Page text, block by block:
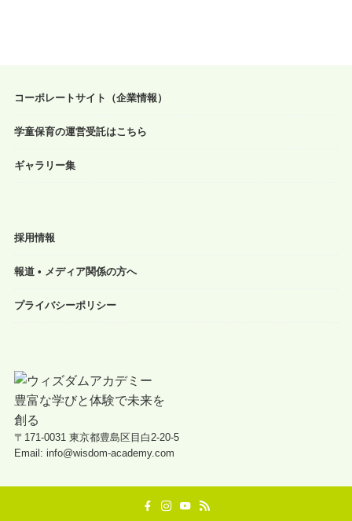
コーポレートサイト（企業情報）
学童保育の運営受託はこちら
ギャラリー集
採用情報
報道 • メディア関係の方へ
プライバシーポリシー
〒171-0031 東京都豊島区目白2-20-5
Email: info@wisdom-academy.com